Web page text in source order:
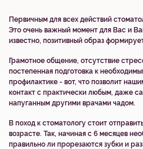
Первичным для всех действий
Это очень важный момент для Вас и
известно, позитивный образ
Грамотное общение, отсутствие
постепенная подготовка к
профилактике - вот, что позволит
контакт с практически любым, даже
напуганным другими врачами чадом.
В поход к стоматологу стоит
возрасте. Так, начиная с 6 месяцев
правильно ли прорезаются зубки и